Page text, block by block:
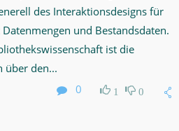
des Interaktionsdesigns für
und Bestandsdaten.
ist die
über den...
0
1 0